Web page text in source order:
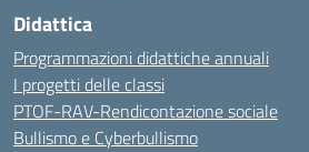
Didattica
Programmazioni didattiche annuali
I progetti delle classi
PTOF-RAV-Rendicontazione sociale
Bullismo e Cyberbullismo